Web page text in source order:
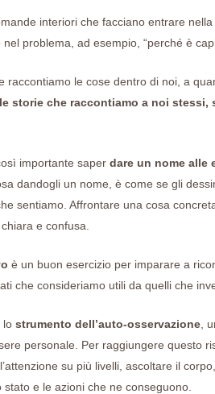
interiori che facciano entrare
problema, ad esempio, “perché è
raccontiamo le cose dentro di noi, a
storie che raccontiamo a noi stessi,
importante saper dare un nome alle
dandogli un nome, è come se gli
sentiamo. Affrontare una cosa
e confusa.
è un buon esercizio per imparare a
che consideriamo utili da quelli che
lo strumento dell’auto-osservazione,
personale. Per raggiungere questo
su più livelli, ascoltare il
e le azioni che ne conseguono.